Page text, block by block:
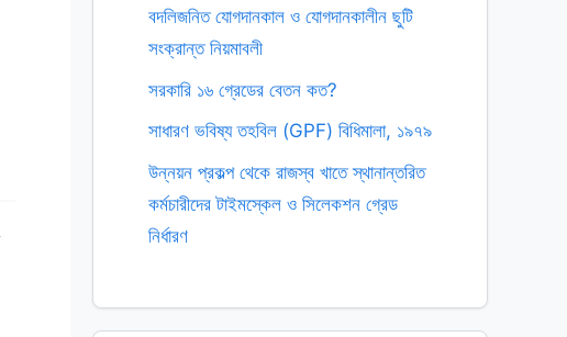
বদলিজনিত যোগদানকাল ও যোগদানকালীন ছুটি
সংক্রান্ত নিয়মাবলী
সরকারি ১৬ গ্রেডের বেতন কত?
সাধারণ ভবিষ্য তহবিল (GPF) বিধিমালা, ১৯৭৯
উন্নয়ন প্রকল্প থেকে রাজস্ব খাতে স্থানান্তরিত
কর্মচারীদের টাইমস্কেল ও সিলেকশন গ্রেড
নির্ধারণ